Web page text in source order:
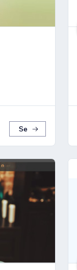
Se